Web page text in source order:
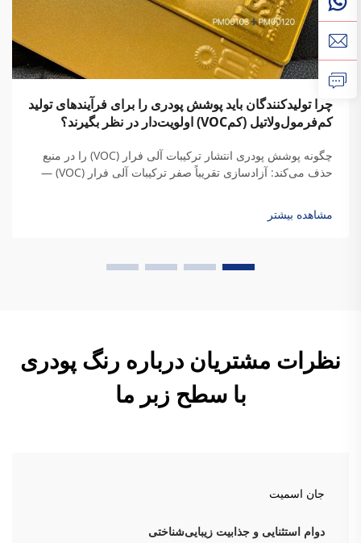
چرا تولیدکنندگان باید پوشش پودری را برای فرآیندهای تولید
کم‌فرمول‌ولاتیل (کم‌VOC) اولویت‌دار در نظر بگیرند؟
چگونه پوشش پودری انتشار ترکیبات آلی فرار (VOC) را در منبع
حذف می‌کند: آزادسازی تقریباً صفر ترکیبات آلی فرار (VOC) —
مایع سنتی، پوشش‌های پودری حاوی هیچ حلال مایعی نیستند که
این امر باعث می‌شود...
مشاهده بیشتر
نظرات مشتریان درباره رنگ پودری
با سطح زبر ما
جان اسمیت
دوام استثنایی و جذابیت زیبایی‌شناختی